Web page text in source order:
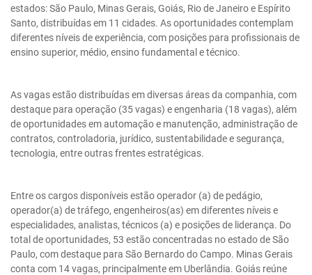
estados: São Paulo, Minas Gerais, Goiás, Rio de Janeiro e Espírito
Santo, distribuídas em 11 cidades. As oportunidades contemplam
diferentes níveis de experiência, com posições para profissionais de
ensino superior, médio, ensino fundamental e técnico.
As vagas estão distribuídas em diversas áreas da companhia, com
destaque para operação (35 vagas) e engenharia (18 vagas), além
de oportunidades em automação e manutenção, administração de
contratos, controladoria, jurídico, sustentabilidade e segurança,
tecnologia, entre outras frentes estratégicas.
Entre os cargos disponíveis estão operador (a) de pedágio,
operador(a) de tráfego, engenheiros(as) em diferentes níveis e
especialidades, analistas, técnicos (a) e posições de liderança. Do
total de oportunidades, 53 estão concentradas no estado de São
Paulo, com destaque para São Bernardo do Campo. Minas Gerais
conta com 14 vagas, principalmente em Uberlândia. Goiás reúne